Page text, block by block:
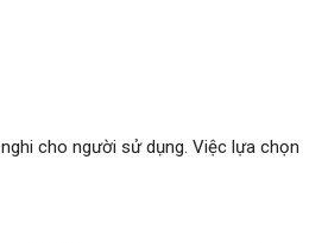
cho người sử dụng. Việc lựa chọn